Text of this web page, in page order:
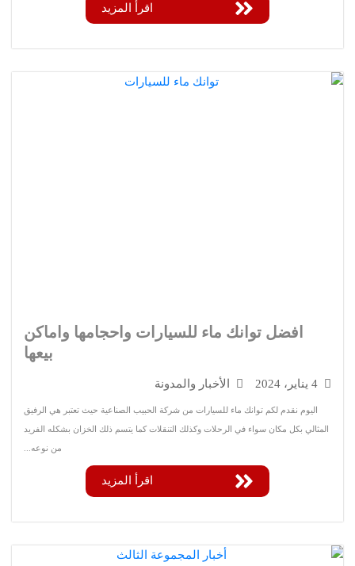
اقرأ المزيد
افضل توانك ماء للسيارات واحجامها واماكن
الأخبار والمدونة
اليوم نقدم لكم توانك ماء للسيارات من شركة الحبيب الصناعية حيث تعتبر هي الرفيق
بكل مكان سواء في الرحلات وكذلك التنقلات كما يتسم ذلك الخزان بشكله الفريد
اقرأ المزيد